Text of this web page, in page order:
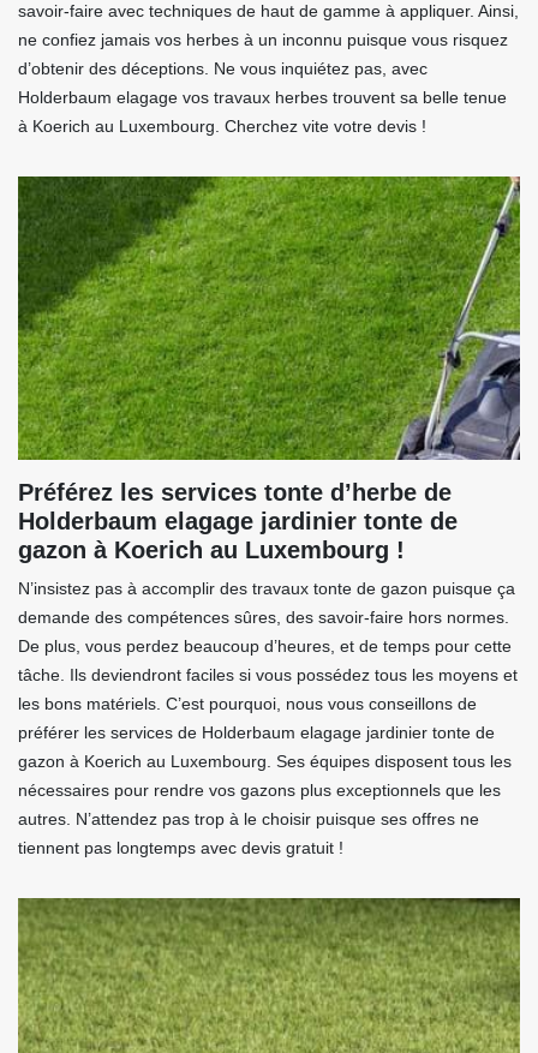
savoir-faire avec techniques de haut de gamme à appliquer. Ainsi,
ne confiez jamais vos herbes à un inconnu puisque vous risquez
d’obtenir des déceptions. Ne vous inquiétez pas, avec
Holderbaum elagage vos travaux herbes trouvent sa belle tenue
à Koerich au Luxembourg. Cherchez vite votre devis !
Préférez les services tonte d’herbe de
Holderbaum elagage jardinier tonte de
gazon à Koerich au Luxembourg !
N’insistez pas à accomplir des travaux tonte de gazon puisque ça
demande des compétences sûres, des savoir-faire hors normes.
De plus, vous perdez beaucoup d’heures, et de temps pour cette
tâche. Ils deviendront faciles si vous possédez tous les moyens et
les bons matériels. C’est pourquoi, nous vous conseillons de
préférer les services de Holderbaum elagage jardinier tonte de
gazon à Koerich au Luxembourg. Ses équipes disposent tous les
nécessaires pour rendre vos gazons plus exceptionnels que les
autres. N’attendez pas trop à le choisir puisque ses offres ne
tiennent pas longtemps avec devis gratuit !